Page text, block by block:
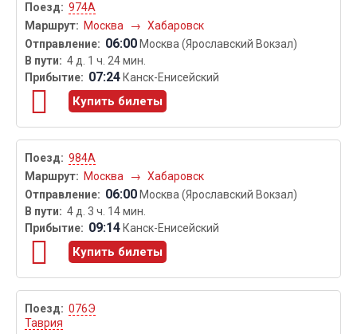
974А
Москва
→ Хабаровск
06:00 Москва (Ярославский Вокзал)
4 д. 1 ч. 24 мин.
07:24 Канск-Енисейский
Купить билеты
984А
Москва
→ Хабаровск
06:00 Москва (Ярославский Вокзал)
4 д. 3 ч. 14 мин.
09:14 Канск-Енисейский
Купить билеты
076Э
Таврия